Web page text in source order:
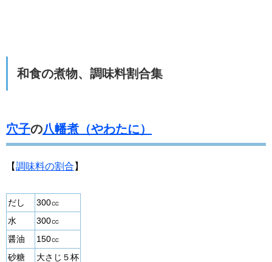
和食の煮物、調味料割合集
穴子の八幡煮（やわたに）
【調味料の割合 】
だし
300㏄
水
300㏄
醤油
150㏄
砂糖
大さじ５杯